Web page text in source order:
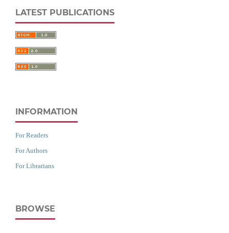
LATEST PUBLICATIONS
INFORMATION
For Readers
For Authors
For Librarians
BROWSE